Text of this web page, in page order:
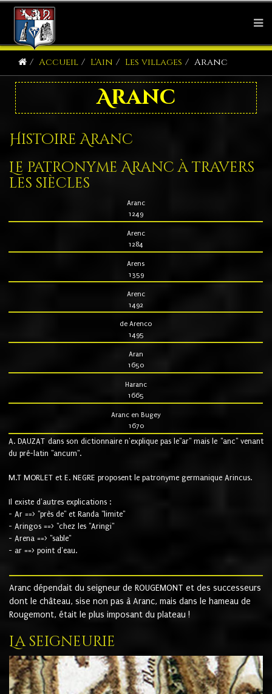
Accueil L'Ain Les villages Aranc
Aranc
Histoire Aranc
Le patronyme Aranc à travers
les siècles
Aranc
1249
Arenc
1284
Arens
1359
Arenc
1492
de Arenco
1495
Aran
1650
Haranc
1665
Aranc en Bugey
1670
A. DAUZAT dans son dictionnaire n'explique pas le"ar" mais le "anc" venant
du pré-latin "ancum".
M.T MORLET et E. NEGRE proposent le patronyme germanique Arincus.
Il existe d'autres explications :
- Ar ==> "près de" et Randa "limite"
- Aringos ==> "chez les "Aringi"
- Arena ==> "sable"
- ar ==> point d'eau.
Aranc dépendait du seigneur de ROUGEMONT et des successeurs
dont le château, sise non pas à Aranc, mais dans le hameau de
Rougemont, était le plus imposant du plateau !
La seigneurie